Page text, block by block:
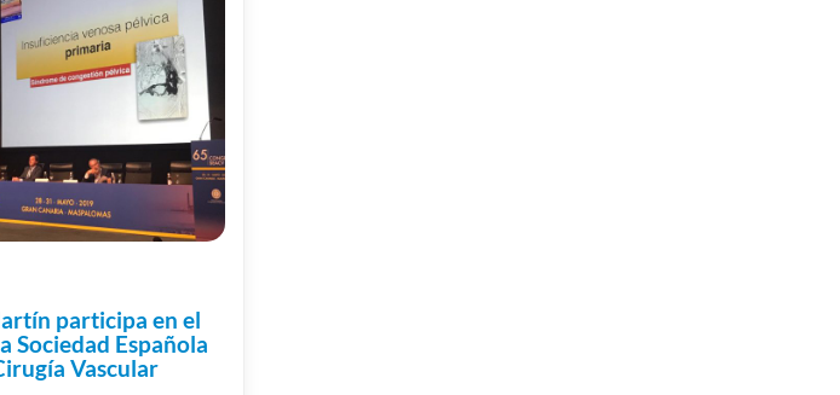
participa en el
Sociedad Española
Vascular